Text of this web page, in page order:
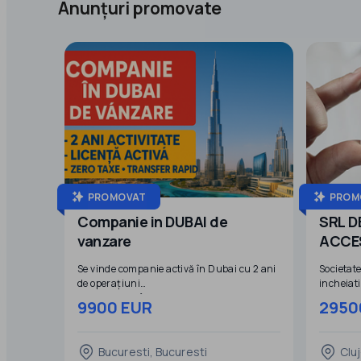
Anunțuri promovate
PROMOVAT
Companie in DUBAI de
vanzare
Se vinde companie activă în Dubai cu 2 ani
de operațiuni
Oferim spre vânzare o societate comercială
complet funcțională, înregistrată în Dubai,
activitate de 2 ani.
Avantaje cheie:
9900 EUR
Bucuresti, Bucuresti
SRL DE VANZARE PENTRU
Cifra de
Cifra